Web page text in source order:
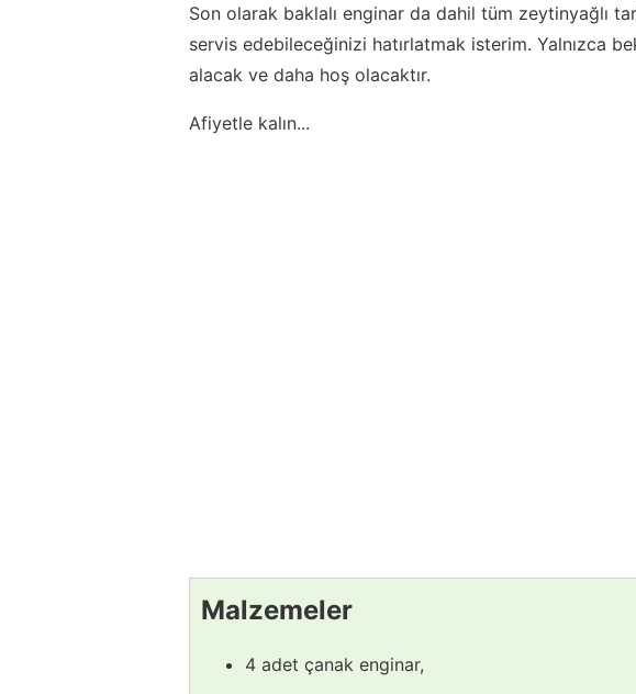
Son olarak baklalı enginar da dahil tüm zeytinyağlı
servis edebileceğinizi hatırlatmak isterim. Yalnızca
alacak ve daha hoş olacaktır.
Afiyetle kalın...
Malzemeler
4 adet çanak enginar,